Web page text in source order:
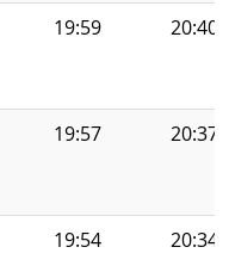
19:59 20:40
19:57 20:37
19:54 20:34